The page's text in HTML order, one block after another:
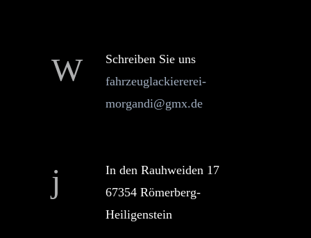
Schreiben Sie uns
fahrzeuglackiererei-
morgandi@gmx.de
In den Rauhweiden 17
67354 Römerberg-
Heiligenstein